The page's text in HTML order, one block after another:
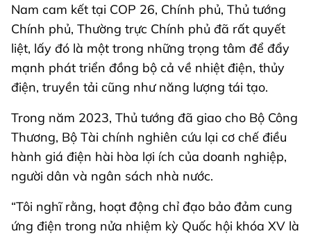
Nam cam kết tại COP 26, Chính phủ, Thủ tướng
Chính phủ, Thường trực Chính phủ đã rất quyết
liệt, lấy đó là một trong những trọng tâm để đẩy
mạnh phát triển đồng bộ cả về nhiệt điện, thủy
điện, truyền tải cũng như năng lượng tái tạo.
Trong năm 2023, Thủ tướng đã giao cho Bộ Công
Thương, Bộ Tài chính nghiên cứu lại cơ chế điều
hành giá điện hài hòa lợi ích của doanh nghiệp,
người dân và ngân sách nhà nước.
“Tôi nghĩ rằng, hoạt động chỉ đạo bảo đảm cung
ứng điện trong nửa nhiệm kỳ Quốc hội khóa XV là